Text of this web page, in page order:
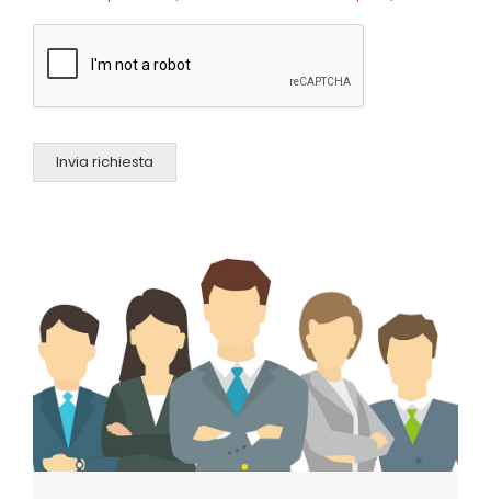
Invia richiesta